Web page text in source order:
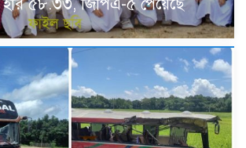
হার ৫৮.৩৩, জিপিএ-৫ পেয়েছে